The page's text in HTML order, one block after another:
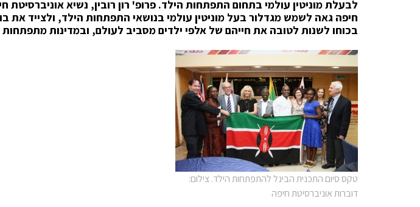
לבעלת מוניטין עולמי בתחום התפתחות הילד. פרופ' רון רובין, נשיא אוניברסיטת
חיפה גאה לשמש מגדלור בעל מוניטין עולמי בנושאי התפתחות הילד, ולצייד את
בכוחו לשנות לטובה את חייהם של אלפי ילדים מסביב לעולם, ובמדינות
טקס סיום התכנית הבינל להתפתחות הילד. צילום:
דוברות אוניברסיטת חיפה